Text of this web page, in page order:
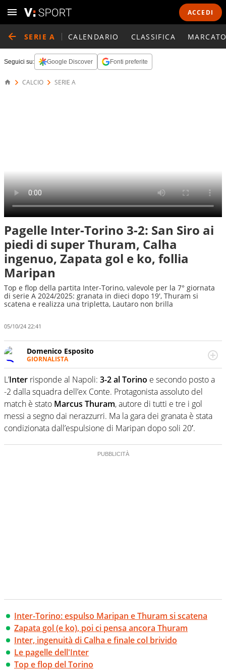
ACCEDI
SERIE A CALENDARIO CLASSIFICA
Seguici su: Google Discover Fonti preferite
CALCIO SERIE A
Pagelle Inter-Torino 3-2: San Siro ai
piedi di super Thuram, Calha
ingenuo, Zapata gol e ko, follia
Maripan
Top e flop della partita Inter-Torino, valevole per la 7° giornata
di serie A 2024/2025: granata in dieci dopo 19', Thuram si
scatena e realizza una tripletta, Lautaro non brilla
05/10/24 22:41
Domenico Esposito
GIORNALISTA
Da vent’anni in campo e sul campo per vivere ogni evento
in tutte le sue sfaccettature. Passione smisurata per il
calcio e per la sfera di cuoio. Il pallone è una cosa
serissima, guai a dirgli di no
L’Inter risponde al Napoli: 3-2 al Torino e secondo posto a
-2 dalla squadra dell’ex Conte. Protagonista assoluto del
match è stato Marcus Thuram, autore di tutti e tre i gol
messi a segno dai nerazzurri. Ma la gara dei granata è stata
condizionata dall’espulsione di Maripan dopo soli 20′.
Inter-Torino: espulso Maripan e Thuram si scatena
Zapata gol (e ko), poi ci pensa ancora Thuram
Inter, ingenuità di Calha e finale col brivido
Le pagelle dell'Inter
Top e flop del Torino